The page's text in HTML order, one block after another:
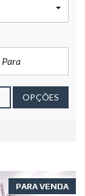
OPÇÕES
PARA VENDA